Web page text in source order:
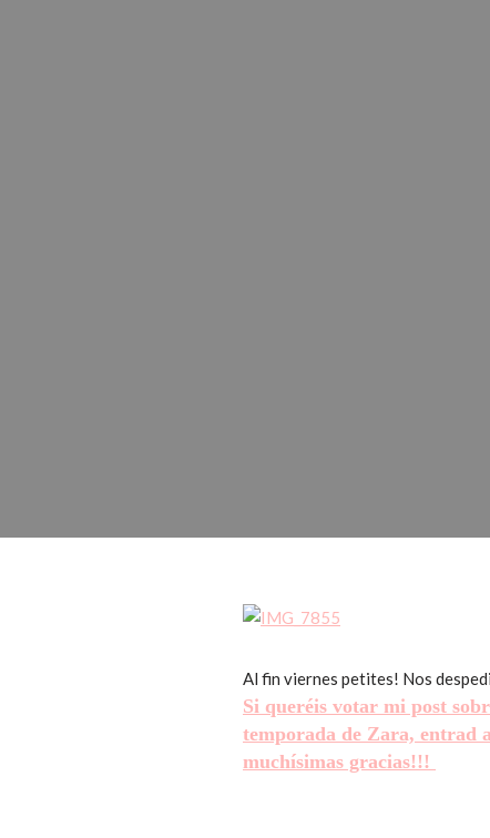
Al fin viernes petites! Nos
Si queréis votar mi post
temporada de Zara, entrad
muchísimas gracias!!!